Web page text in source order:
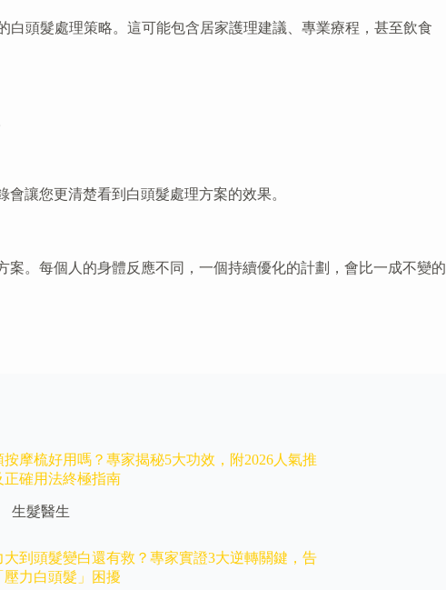
頭髮處理策略。這可能包含居家護理建議、專業療程，甚至飲食
讓您更清楚看到白頭髮處理方案的效果。
。每個人的身體反應不同，一個持續優化的計劃，會比一成不變的
按摩梳好用嗎？專家揭秘5大功效，附2026人氣推
正確用法終極指南
生髮醫生
大到頭髮變白還有救？專家實證3大逆轉關鍵，告
壓力白頭髮」困擾